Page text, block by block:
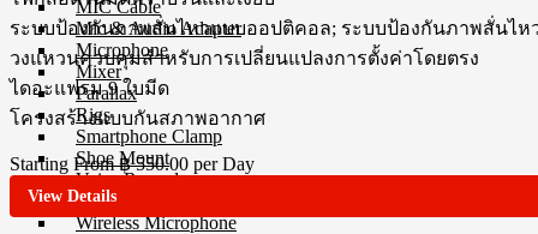
MIC Cable
Mic & Audio Adapter
Microphone
Mixer
Parallax
Rigs
Smartphone Clamp
Shoe Mount
Voice Recorder
Windbuster & Wind Screen
Wireless Microphone
ระบบป้องกันภาพสั่นไหวแบบออปติคอล; ระบบป้องกันภาพสั่นไห
วงแหวนควบคุมสำหรับการเปลี่ยนแปลงการตั้งค่าโดยตรง
ไดอะแฟรม 9 ใบมีด
โครงสร้างแบบกันสภาพอากาศ
Starting From ฿ 550.00 per Day
View Details